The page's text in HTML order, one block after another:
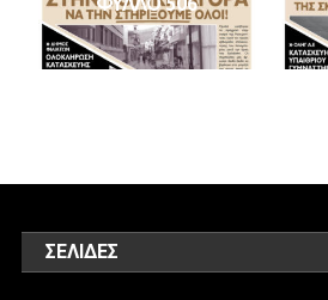
ΣΕΛΊΔΕΣ